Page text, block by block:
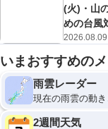
(火)・山
めの台風
いまおすすめの
雨雲レーダー
現在の雨雲の動
2週間天気